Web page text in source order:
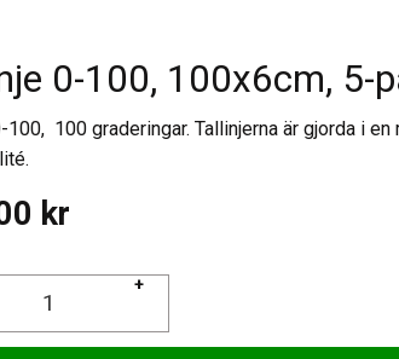
0-100, 100x6cm, 5-
100, 100 graderingar. Tallinjerna är gjorda i en
kr
+